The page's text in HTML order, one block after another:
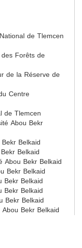
de Tlemcen
Forêts de
de la Réserve de
Centre
de Tlemcen
Abou Bekr
Belkaid
Belkaid
Abou Bekr Belkaid
Bekr Belkaid
Bekr Belkaid
Bekr Belkaid
Bekr Belkaid
Bekr Belkaid